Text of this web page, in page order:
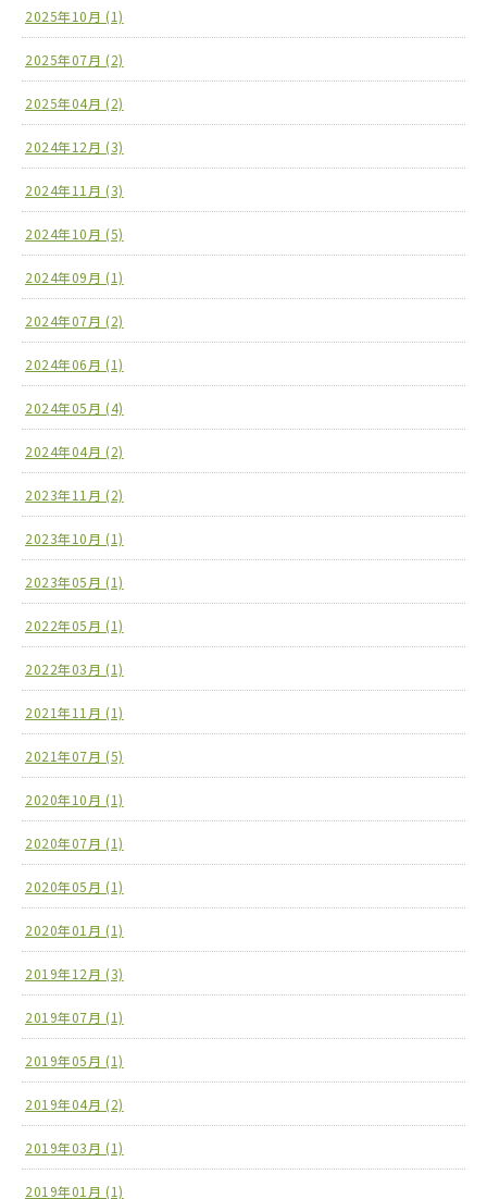
2025年10月 (1)
2025年07月 (2)
2025年04月 (2)
2024年12月 (3)
2024年11月 (3)
2024年10月 (5)
2024年09月 (1)
2024年07月 (2)
2024年06月 (1)
2024年05月 (4)
2024年04月 (2)
2023年11月 (2)
2023年10月 (1)
2023年05月 (1)
2022年05月 (1)
2022年03月 (1)
2021年11月 (1)
2021年07月 (5)
2020年10月 (1)
2020年07月 (1)
2020年05月 (1)
2020年01月 (1)
2019年12月 (3)
2019年07月 (1)
2019年05月 (1)
2019年04月 (2)
2019年03月 (1)
2019年01月 (1)